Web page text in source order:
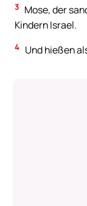
3 Mose, der
Kindern Israel.
4 Und hießen